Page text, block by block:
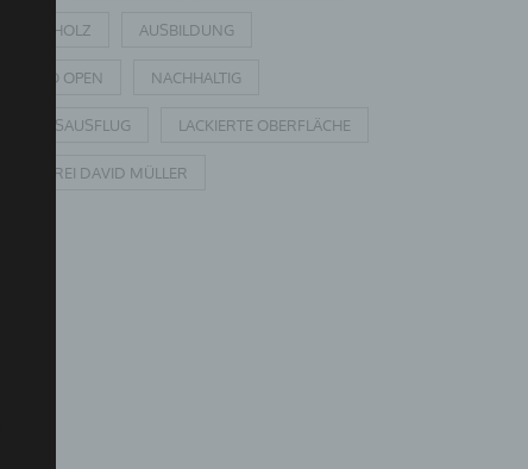
MASSIVHOLZ AUSBILDUNG
PUSH TO OPEN NACHHALTIG
BETRIEBSAUSFLUG LACKIERTE OBERFLÄCHE
TISCHLEREI DAVID MÜLLER